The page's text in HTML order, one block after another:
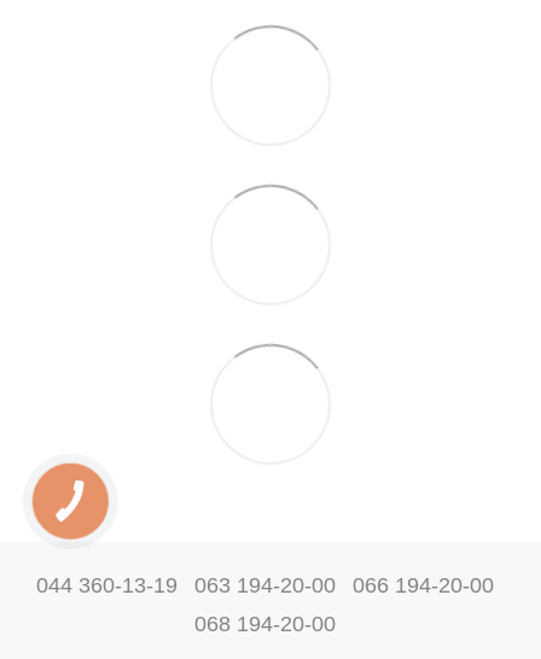
044 360-13-19 063 194-20-00
066 194-20-00
068 194-20-00